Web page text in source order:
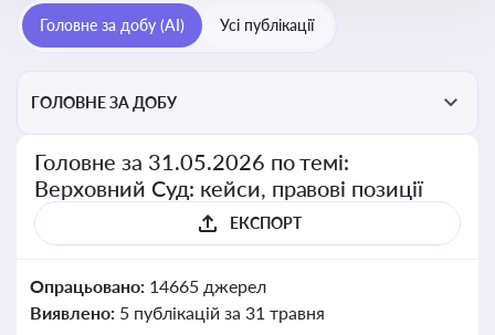
Головне за добу (AI) Усі публікації
ГОЛОВНЕ ЗА ДОБУ
Головне за 31.05.2026 по темі:
Верховний Суд: кейси, правові позиції
ЕКСПОРТ
Опрацьовано: 14665 джерел
Виявлено: 5 публікацій за 31 травня